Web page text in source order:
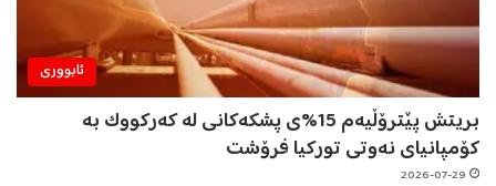
ئابووری
بریتش پێترۆڵیەم 15%ی پشکەکانی لە کەرکووک بە
کۆمپانیای نەوتی تورکیا فرۆشت
2026-07-29